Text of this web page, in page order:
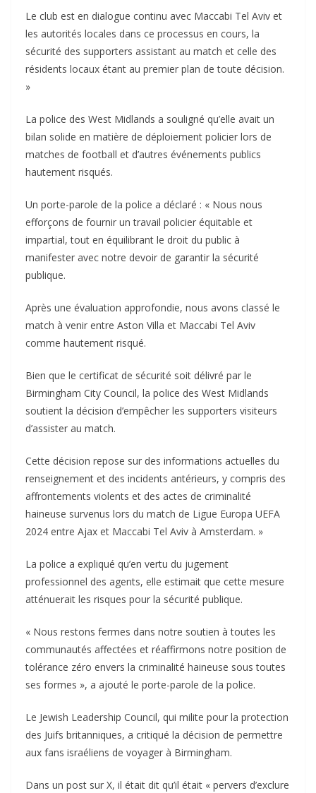
Le club est en dialogue continu avec Maccabi Tel Aviv et
les autorités locales dans ce processus en cours, la
sécurité des supporters assistant au match et celle des
résidents locaux étant au premier plan de toute décision.
»
La police des West Midlands a souligné qu’elle avait un
bilan solide en matière de déploiement policier lors de
matches de football et d’autres événements publics
hautement risqués.
Un porte-parole de la police a déclaré : « Nous nous
efforçons de fournir un travail policier équitable et
impartial, tout en équilibrant le droit du public à
manifester avec notre devoir de garantir la sécurité
publique.
Après une évaluation approfondie, nous avons classé le
match à venir entre Aston Villa et Maccabi Tel Aviv
comme hautement risqué.
Bien que le certificat de sécurité soit délivré par le
Birmingham City Council, la police des West Midlands
soutient la décision d’empêcher les supporters visiteurs
d’assister au match.
Cette décision repose sur des informations actuelles du
renseignement et des incidents antérieurs, y compris des
affrontements violents et des actes de criminalité
haineuse survenus lors du match de Ligue Europa UEFA
2024 entre Ajax et Maccabi Tel Aviv à Amsterdam. »
La police a expliqué qu’en vertu du jugement
professionnel des agents, elle estimait que cette mesure
atténuerait les risques pour la sécurité publique.
« Nous restons fermes dans notre soutien à toutes les
communautés affectées et réaffirmons notre position de
tolérance zéro envers la criminalité haineuse sous toutes
ses formes », a ajouté le porte-parole de la police.
Le Jewish Leadership Council, qui milite pour la protection
des Juifs britanniques, a critiqué la décision de permettre
aux fans israéliens de voyager à Birmingham.
Dans un post sur X, il était dit qu’il était « pervers d’exclure